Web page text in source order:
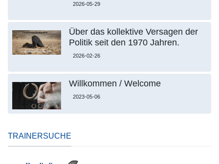
2026-05-29
Über das kollektive Versagen der
Politik seit den 1970 Jahren.
2026-02-26
Willkommen / Welcome
2023-05-06
TRAINERSUCHE